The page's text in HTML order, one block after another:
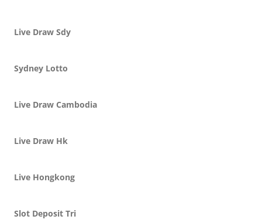
Live Draw Sdy
Sydney Lotto
Live Draw Cambodia
Live Draw Hk
Live Hongkong
Slot Deposit Tri